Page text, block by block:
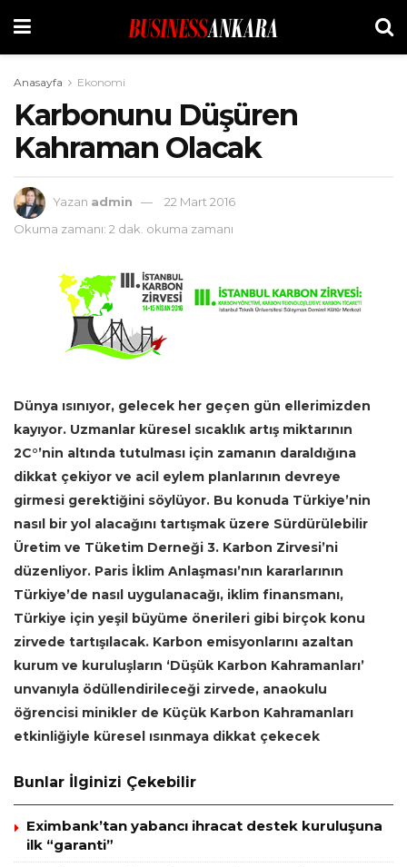
Anasayfa Ekonomi
Karbonunu Düşüren
Kahraman Olacak
Yazan admin
22 Mart 2016
Okuma zamanı: 2 dak. okuma zamanı
Dünya ısınıyor, gelecek her geçen gün ellerimizden
kayıyor. Uzmanlar küresel sıcaklık artış miktarının
2C°’nin altında tutulması için zamanın daraldığına
dikkat çekiyor ve acil eylem planlarının devreye
girmesi gerektiğini söylüyor. Bu konuda Türkiye’nin
nasıl bir yol alacağını tartışmak üzere Sürdürülebilir
Üretim ve Tüketim Derneği 3. Karbon Zirvesi’ni
düzenliyor. Paris İklim Anlaşması’nın kararlarının
Türkiye’de nasıl uygulanacağı, iklim finansmanı,
Türkiye için yeşil büyüme önerileri gibi birçok konu
zirvede tartışılacak. Karbon emisyonlarını azaltan
kurum ve kuruluşların ‘Düşük Karbon Kahramanları’
unvanıyla ödüllendirileceği zirvede, anaokulu
öğrencisi minikler de Küçük Karbon Kahramanları
etkinliğiyle küresel ısınmaya dikkat çekecek
Bunlar İlginizi Çekebilir
Eximbank’tan yabancı ihracat destek kuruluşuna
ilk “garanti”